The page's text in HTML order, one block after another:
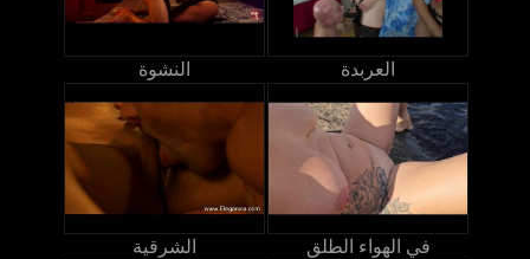
النشوة العربدة
الشرقية في الهواء الطلق